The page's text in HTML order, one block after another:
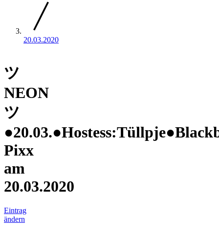
20.03.2020
ツ
NEON
ツ
Pixx
am
20.03.2020
Eintrag
ändern